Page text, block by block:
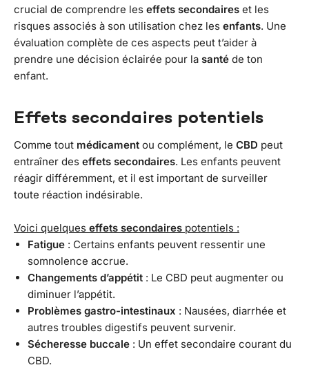
crucial de comprendre les effets secondaires et les
risques associés à son utilisation chez les enfants. Une
évaluation complète de ces aspects peut t’aider à
prendre une décision éclairée pour la santé de ton
enfant.
Effets secondaires potentiels
Comme tout médicament ou complément, le CBD peut
entraîner des effets secondaires. Les enfants peuvent
réagir différemment, et il est important de surveiller
toute réaction indésirable.
Voici quelques effets secondaires potentiels :
Fatigue : Certains enfants peuvent ressentir une
somnolence accrue.
Changements d’appétit : Le CBD peut augmenter ou
diminuer l’appétit.
Problèmes gastro-intestinaux : Nausées, diarrhée et
autres troubles digestifs peuvent survenir.
Sécheresse buccale : Un effet secondaire courant du
CBD.